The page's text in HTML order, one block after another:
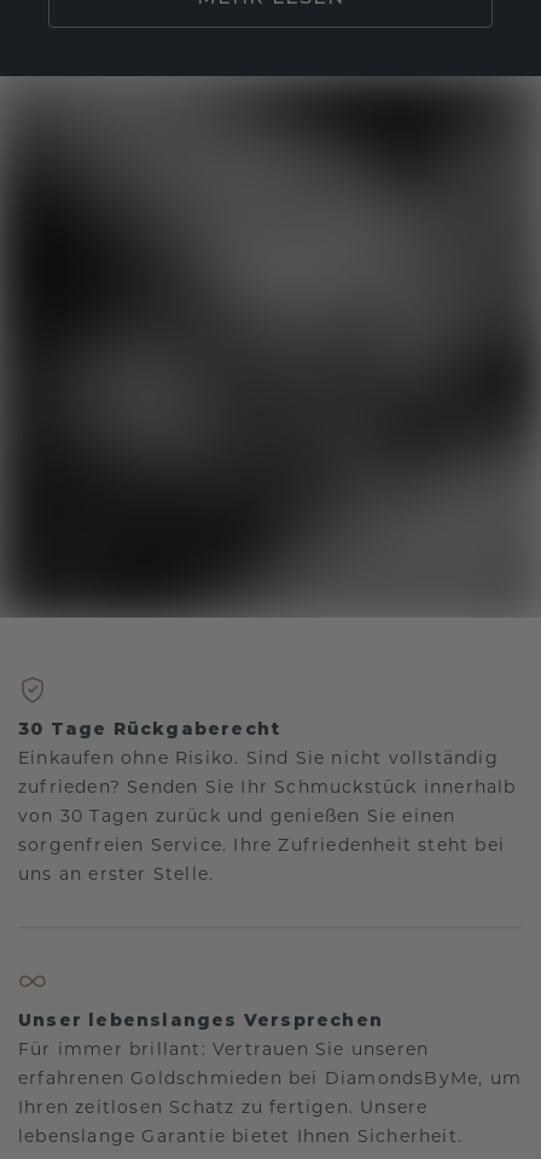
30 Tage Rückgaberecht
Einkaufen ohne Risiko. Sind Sie nicht vollständig
zufrieden? Senden Sie Ihr Schmuckstück innerhalb
von 30 Tagen zurück und genießen Sie einen
sorgenfreien Service. Ihre Zufriedenheit steht bei
uns an erster Stelle.
Unser lebenslanges Versprechen
Für immer brillant: Vertrauen Sie unseren
erfahrenen Goldschmieden bei DiamondsByMe, um
Ihren zeitlosen Schatz zu fertigen. Unsere
lebenslange Garantie bietet Ihnen Sicherheit.